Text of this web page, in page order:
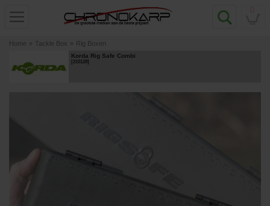
Home » Tackle Box » Rig Boxen
Korda Rig Safe Combi
[210128]